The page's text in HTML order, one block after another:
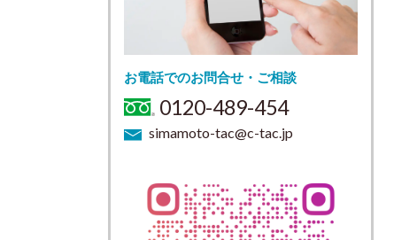
お電話でのお問合せ・ご相談
0120-489-454
simamoto-tac@c-tac.jp